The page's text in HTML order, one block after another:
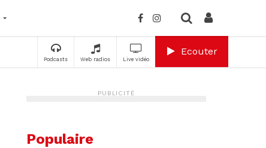
Podcasts Web radios Live vidéo
Ecouter
PUBLICITÉ
Populaire